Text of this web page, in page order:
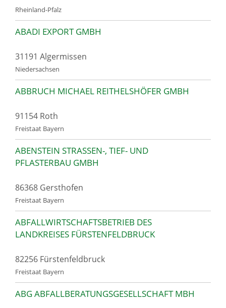
Rheinland-Pfalz
ABADI EXPORT GMBH
31191 Algermissen
Niedersachsen
ABBRUCH MICHAEL REITHELSHÖFER GMBH
91154 Roth
Freistaat Bayern
ABENSTEIN STRASSEN-, TIEF- UND P
FLASTERBAU GMBH
86368 Gersthofen
Freistaat Bayern
ABFALLWIRTSCHAFTSBETRIEB DES
LANDKREISES FÜRSTENFELDBRUCK
82256 Fürstenfeldbruck
Freistaat Bayern
ABG ABFALLBERATUNGSGESELLSCHAFT MBH